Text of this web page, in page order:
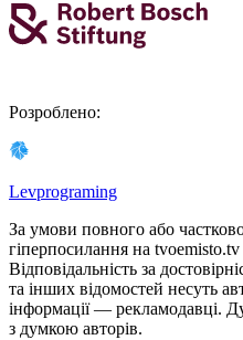
Розроблено:
Levprograming
За умови повного або
гіперпосилання на
Відповідальність за
та інших відомостей несуть
інформації — рекламодавці.
з думкою авторiв.